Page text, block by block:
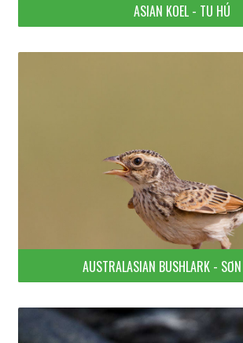
ASIAN KOEL - TU HÚ
AUSTRALASIAN BUSHLARK -